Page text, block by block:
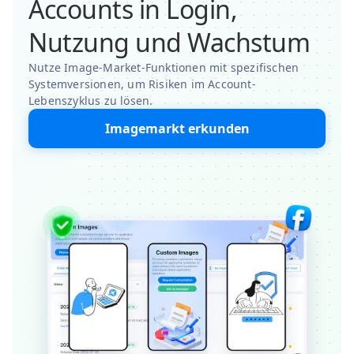
Accounts in Login,
Nutzung und Wachstum
Nutze Image-Market-Funktionen mit spezifischen
Systemversionen, um Risiken im Account-
Lebenszyklus zu lösen.
Imagemarkt erkunden